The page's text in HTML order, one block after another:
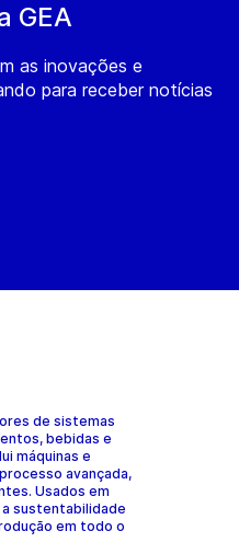
GEA
as inovações e
para receber notícias
de sistemas
bebidas e
máquinas e
avançada,
Usados em
sustentabilidade
em todo o